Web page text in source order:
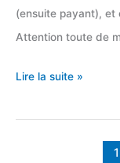
(ensuite payant), et
Attention toute de
Top
des
Lire la suite »
1